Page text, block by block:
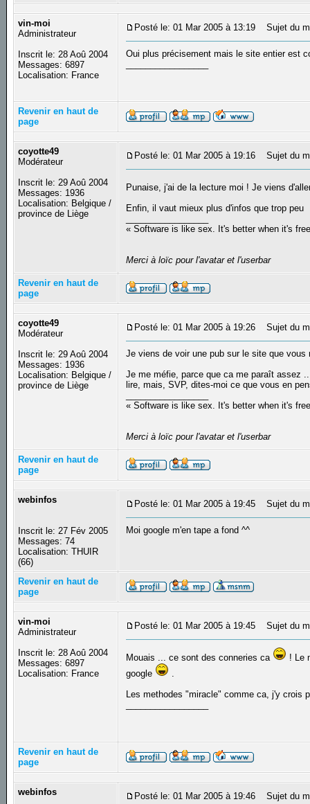
vin-moi
Administrateur
Inscrit le: 28 Aoû 2004
Messages: 6897
Localisation: France
Posté le: 01 Mar 2005 à 13:19 Sujet du
Oui plus précisement mais le site entier est
Revenir en haut de
page
coyotte49
Modérateur
Inscrit le: 29 Aoû 2004
Messages: 1936
Localisation: Belgique /
province de Liège
Posté le: 01 Mar 2005 à 19:16 Sujet du
Punaise, j'ai de la lecture moi ! Je viens
Enfin, il vaut mieux plus d'infos que trop peu
« Software is like sex. It's better when it's
Merci à loïc pour l'avatar et l'userbar
Revenir en haut de
page
coyotte49
Modérateur
Inscrit le: 29 Aoû 2004
Messages: 1936
Localisation: Belgique /
province de Liège
Posté le: 01 Mar 2005 à 19:26 Sujet du
Je viens de voir une pub sur le site que
Je me méfie, parce que ca me paraît assez
lire, mais, SVP, dites-moi ce que vous en
« Software is like sex. It's better when it's
Merci à loïc pour l'avatar et l'userbar
Revenir en haut de
page
webinfos
Inscrit le: 27 Fév 2005
Messages: 74
Localisation: THUIR
(66)
Posté le: 01 Mar 2005 à 19:45 Sujet du
Moi google m'en tape a fond ^^
Revenir en haut de
page
vin-moi
Administrateur
Inscrit le: 28 Aoû 2004
Messages: 6897
Localisation: France
Posté le: 01 Mar 2005 à 19:45 Sujet du
Mouais ... ce sont des conneries ca
! Le
google
.
Les methodes "miracle" comme ca, j'y crois
Revenir en haut de
page
webinfos Posté le: 01 Mar 2005 à 19:46 Sujet du